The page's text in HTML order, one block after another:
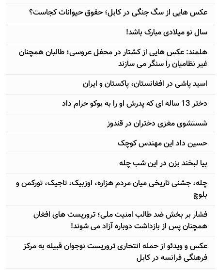
عکس هایی از سگ جنگی در کابل؛ حقوق حیوانات کجاست؟
سال نو میلادی مبارک باشد!
هلمند: عکس هایی از کشتار در محفل عروسی؛ طالبان همچنان
غیر نظامیان را سنگر می سازند
اسید پاشی در افغانستان، پاکستان و ایران
دختر 13 ساله ای که پدرش او را به بوکو حرام داد
شستشوی مغزی دختران در قندوز
حسین داد این مهندس کوچک
بیا لبخند بزن در این شب چله
چله، جشنی تاریخی میان مردم هزاره، اوزبیک، تاجیک، تورکمن و
بلوچ
فشار بر بخش ضد طالب امنیت ملی؛ تروریست های افغان
همچنان پس از بازداشت دوباره آزاد می شوند!
عکس و ویدئو از حمله انتحاری تروریست نوجوان قبیله به مرکز
فرهنگی فرانسه در کابل